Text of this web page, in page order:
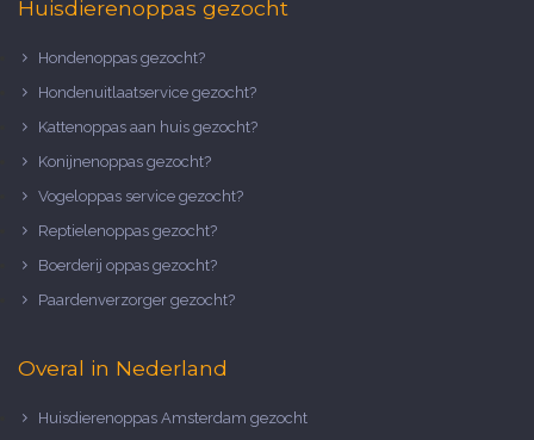
Huisdierenoppas gezocht
Hondenoppas gezocht?
Hondenuitlaatservice gezocht?
Kattenoppas aan huis gezocht?
Konijnenoppas gezocht?
Vogeloppas service gezocht?
Reptielenoppas gezocht?
Boerderij oppas gezocht?
Paardenverzorger gezocht?
Overal in Nederland
Huisdierenoppas Amsterdam gezocht